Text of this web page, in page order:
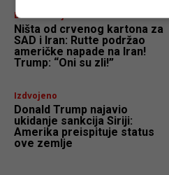
Bosanski vjestnik
Ništa od crvenog kartona za
SAD i Iran: Rutte podržao
američke napade na Iran!
Trump: “Oni su zli!”
Izdvojeno
Donald Trump najavio
ukidanje sankcija Siriji:
Amerika preispituje status
ove zemlje